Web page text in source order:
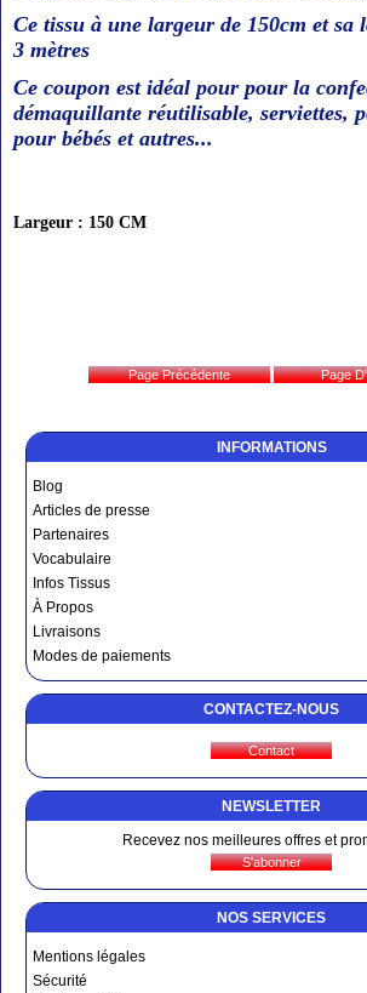
INFORMATIONS
Blog
Articles de presse
Partenaires
Vocabulaire
Infos Tissus
À Propos
Livraisons
Modes de paiements
CONTACTEZ-NOUS
NEWSLETTER
Recevez nos meilleures offres et
NOS SERVICES
Mentions légales
Sécurité
Ce tissu à une largeur de 150cm et sa
3 mètres
Ce coupon est idéal pour pour la
démaquillante réutilisable, serviettes,
pour bébés et autres...
Largeur : 150 CM